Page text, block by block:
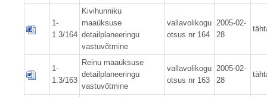
1-
1.3/164
Kivihunniku
maaüksuse
detailplaneeringu
vastuvõtmine
vallavolikogu
otsus nr 164
2005-02-
28
1-
1.3/163
Reinu maaüksuse
detailplaneeringu
vastuvõtmine
vallavolikogu
otsus nr 163
2005-02-
28